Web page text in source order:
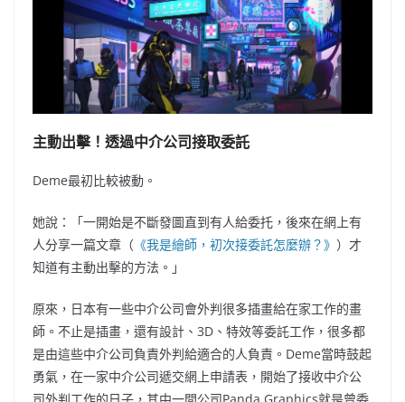
主動出擊！透過中介公司接取委託
Deme最初比較被動。
她說：「一開始是不斷發圖直到有人給委托，後來在網上有
人分享一篇文章（ 《我是繪師，初次接委託怎麼辦？》 ）才
知道有主動出擊的方法。 」
原來，日本有一些中介公司會外判很多插畫給在家工作的畫
師。不止是插畫，還有設計、3D、特效等委託工作，很多都
是由這些中介公司負責外判給適合的人負責。Deme當時鼓起
勇氣，在一家中介公司遞交網上申請表，開始了接收中介公